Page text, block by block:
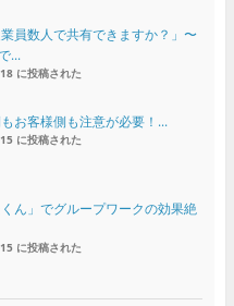
員数人で共有できますか？」〜
...
に投稿された
お客様側も注意が必要！...
に投稿された
ん」でグループワークの効果絶
に投稿された